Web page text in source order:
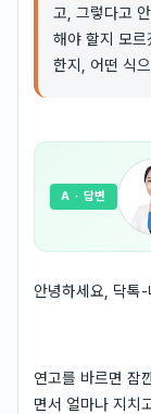
고, 그렇다고
해야 할지 모
한지, 어떤 식
A · 답변
안녕하세요, 닥톡
연고를 바르면 잠
면서 얼마나 지치